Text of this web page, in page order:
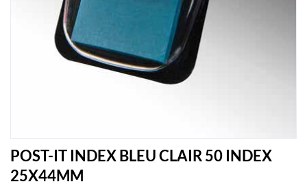
POST-IT INDEX BLEU CLAIR 50 INDEX
25X44MM